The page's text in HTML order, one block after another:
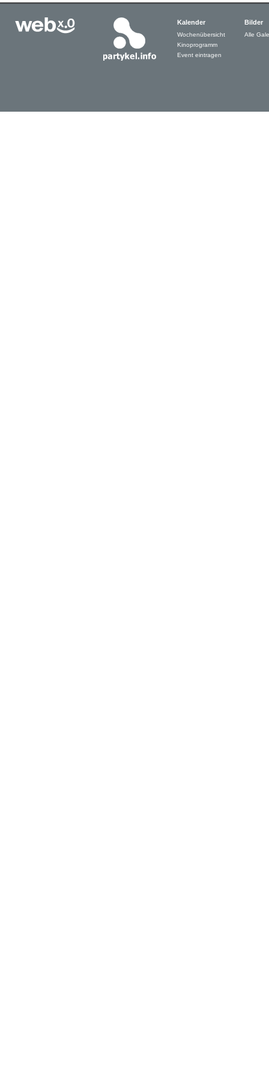
Kalender
Wochenübersicht
Kinoprogramm
Event eintragen
Bilder
Alle